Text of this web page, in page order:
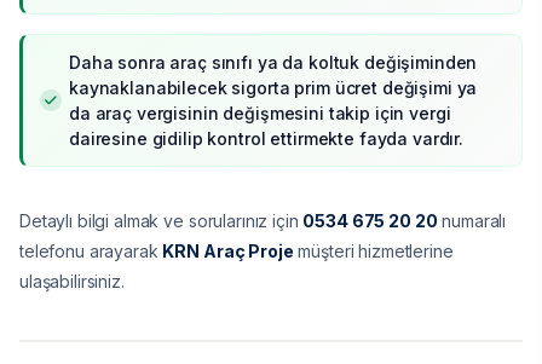
Daha sonra araç sınıfı ya da koltuk değişiminden
kaynaklanabilecek sigorta prim ücret değişimi ya
da araç vergisinin değişmesini takip için vergi
dairesine gidilip kontrol ettirmekte fayda vardır.
Detaylı bilgi almak ve sorularınız için 0534 675 20 20 numaralı
telefonu arayarak KRN Araç Proje müşteri hizmetlerine
ulaşabilirsiniz.